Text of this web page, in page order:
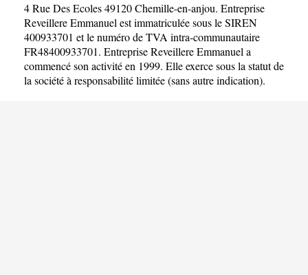
4 Rue Des Ecoles 49120 Chemille-en-anjou. Entreprise
Reveillere Emmanuel est immatriculée sous le SIREN
400933701 et le numéro de TVA intra-communautaire
FR48400933701. Entreprise Reveillere Emmanuel a
commencé son activité en 1999. Elle exerce sous la statut de
la société à responsabilité limitée (sans autre indication).